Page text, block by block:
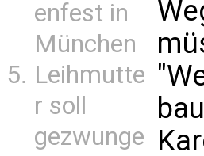
enfest in
München
Leihmutte
r soll
gezwunge